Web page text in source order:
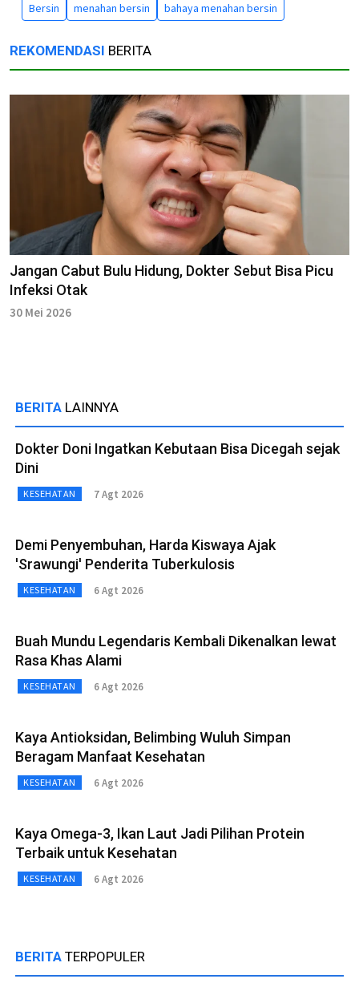
Bersin menahan bersin bahaya menahan bersin
REKOMENDASI BERITA
Jangan Cabut Bulu Hidung, Dokter Sebut Bisa Picu
Infeksi Otak
30 Mei 2026
BERITA LAINNYA
Dokter Doni Ingatkan Kebutaan Bisa Dicegah sejak
Dini
KESEHATAN 7 Agt 2026
Demi Penyembuhan, Harda Kiswaya Ajak
'Srawungi' Penderita Tuberkulosis
KESEHATAN 6 Agt 2026
Buah Mundu Legendaris Kembali Dikenalkan lewat
Rasa Khas Alami
KESEHATAN 6 Agt 2026
Kaya Antioksidan, Belimbing Wuluh Simpan
Beragam Manfaat Kesehatan
KESEHATAN 6 Agt 2026
Kaya Omega-3, Ikan Laut Jadi Pilihan Protein
Terbaik untuk Kesehatan
KESEHATAN 6 Agt 2026
BERITA TERPOPULER